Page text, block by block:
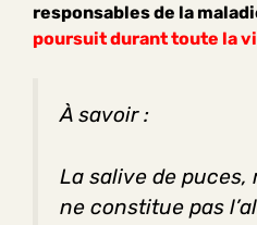
responsables de la
poursuit durant toute la
À savoir :
La salive de puces,
ne constitue pas